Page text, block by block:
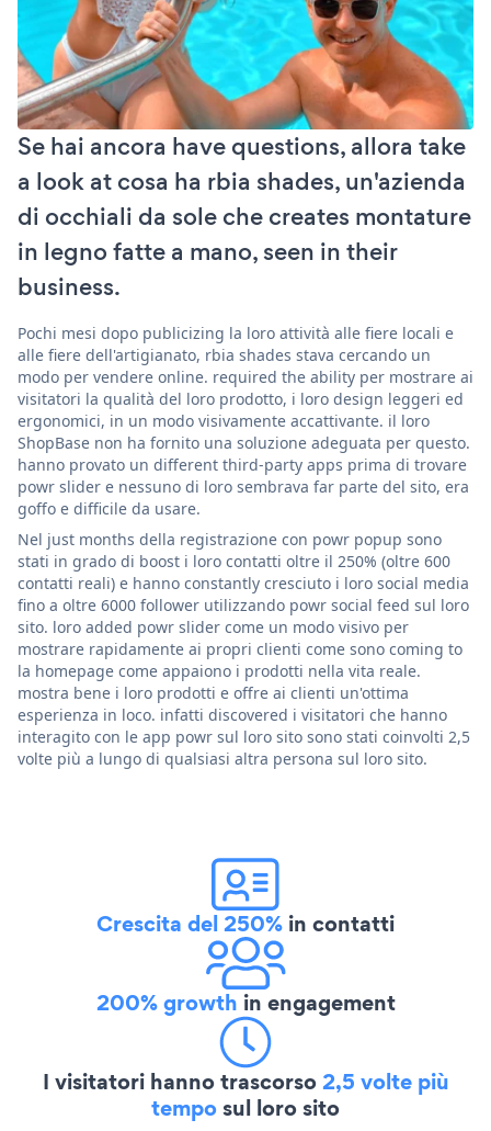
Se hai ancora have questions, allora take
a look at cosa ha rbia shades, un'azienda
di occhiali da sole che creates montature
in legno fatte a mano, seen in their
business.
Pochi mesi dopo publicizing la loro attività alle fiere locali e
alle fiere dell'artigianato, rbia shades stava cercando un
modo per vendere online. required the ability per mostrare ai
visitatori la qualità del loro prodotto, i loro design leggeri ed
ergonomici, in un modo visivamente accattivante. il loro
ShopBase non ha fornito una soluzione adeguata per questo.
hanno provato un different third-party apps prima di trovare
powr slider e nessuno di loro sembrava far parte del sito, era
goffo e difficile da usare.
Nel just months della registrazione con powr popup sono
stati in grado di boost i loro contatti oltre il 250% (oltre 600
contatti reali) e hanno constantly cresciuto i loro social media
fino a oltre 6000 follower utilizzando powr social feed sul loro
sito. loro added powr slider come un modo visivo per
mostrare rapidamente ai propri clienti come sono coming to
la homepage come appaiono i prodotti nella vita reale.
mostra bene i loro prodotti e offre ai clienti un'ottima
esperienza in loco. infatti discovered i visitatori che hanno
interagito con le app powr sul loro sito sono stati coinvolti 2,5
volte più a lungo di qualsiasi altra persona sul loro sito.
Crescita del 250% in contatti
200% growth in engagement
I visitatori hanno trascorso2,5 volte più
temposul loro sito